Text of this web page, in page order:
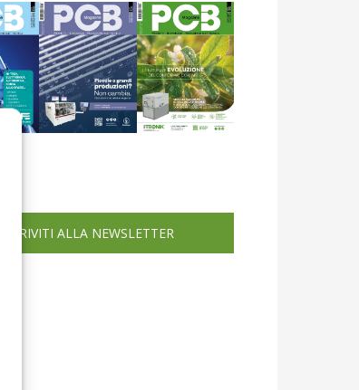
ISCRIVITI ALLA NEWSLETTER